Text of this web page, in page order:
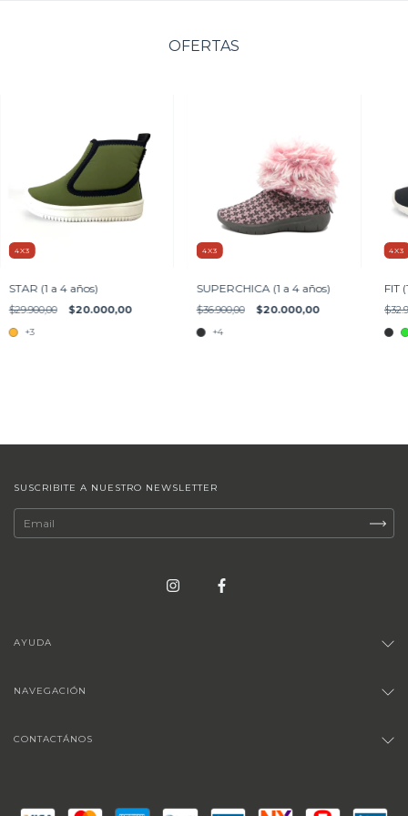
OFERTAS
4X3
STAR (1 a 4 años)
$29.900,00 $20.000,00
+3
4X3
SUPERCHICA (1 a 4 años)
$36.900,00 $20.000,00
+4
4X3
FIT
SUSCRIBITE A NUESTRO NEWSLETTER
AYUDA
NAVEGACIÓN
CONTACTÁNOS